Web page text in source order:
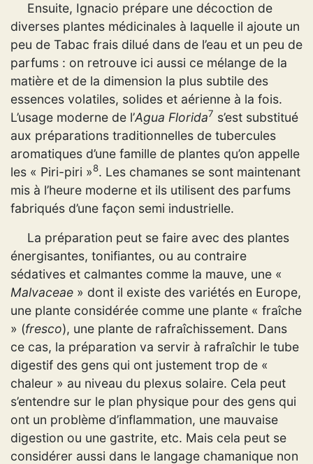
Ensuite, Ignacio prépare une décoction de
diverses plantes médicinales à laquelle il ajoute un
peu de Tabac frais dilué dans de l’eau et un peu de
parfums : on retrouve ici aussi ce mélange de la
matière et de la dimension la plus subtile des
essences volatiles, solides et aérienne à la fois.
L’usage moderne de l’Agua Florida7 s’est substitué
aux préparations traditionnelles de tubercules
aromatiques d’une famille de plantes qu’on appelle
les « Piri-piri »8. Les chamanes se sont maintenant
mis à l’heure moderne et ils utilisent des parfums
fabriqués d’une façon semi industrielle.
La préparation peut se faire avec des plantes
énergisantes, tonifiantes, ou au contraire
sédatives et calmantes comme la mauve, une «
Malvaceae » dont il existe des variétés en Europe,
une plante considérée comme une plante « fraîche
» (fresco), une plante de rafraîchissement. Dans
ce cas, la préparation va servir à rafraîchir le tube
digestif des gens qui ont justement trop de «
chaleur » au niveau du plexus solaire. Cela peut
s’entendre sur le plan physique pour des gens qui
ont un problème d’inflammation, une mauvaise
digestion ou une gastrite, etc. Mais cela peut se
considérer aussi dans le langage chamanique non